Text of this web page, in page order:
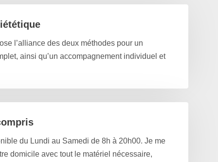
l’alliance des deux méthodes pour un
ainsi qu’un accompagnement individuel et
du Lundi au Samedi de 8h à 20h00. Je me
domicile avec tout le matériel nécessaire,